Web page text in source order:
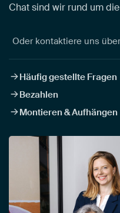
Chat sind wir rund um
Oder kontaktiere uns
Häufig gestellte Fragen
Bezahlen
Montieren & Aufhängen